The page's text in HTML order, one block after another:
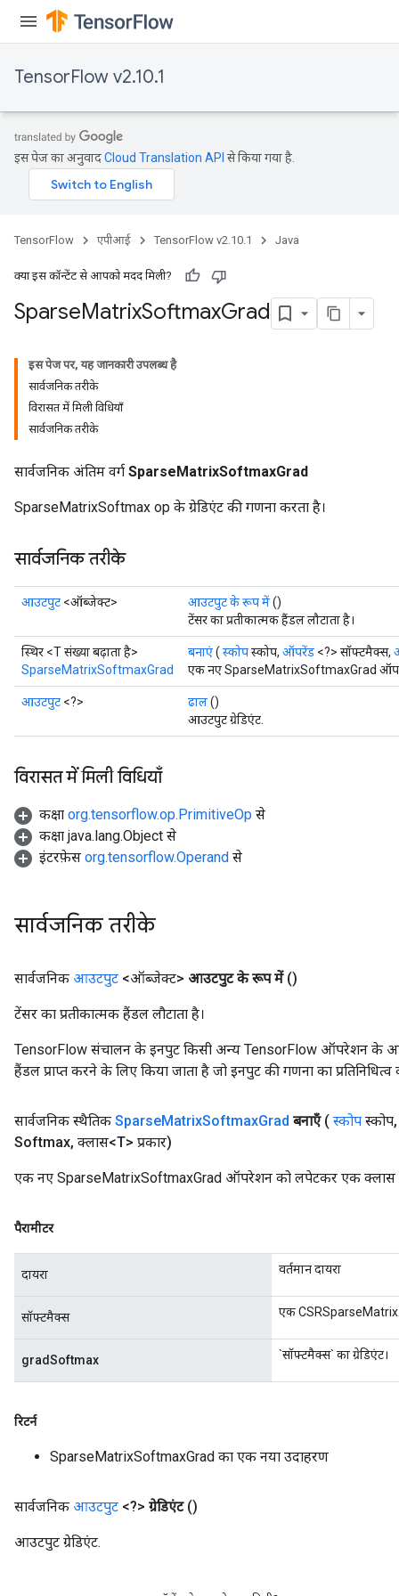
TensorFlow v2.10.1
इस पेज का अनुवादCloud Translation API से किया गया है.
TensorFlow एपीआई TensorFlow v2.10.1 Java
क्या इस कॉन्टेंट से आपको मदद मिली?
SparseMatrixSoftmaxGrad
इस पेज पर, यह जानकारी उपलब्ध है
सार्वजनिक तरीके
विरासत में मिली विधियाँ
सार्वजनिक तरीके
सार्वजनिक अंतिम वर्ग SparseMatrixSoftmaxGrad
SparseMatrixSoftmax op के ग्रेडिएंट की गणना करता है।
सार्वजनिक तरीके
आउटपुट <ऑब्जेक्ट> आउटपुट के रूप में()
टेंसर का प्रतीकात्मक हैंडल लौटाता है।
स्थिर <T संख्या बढ़ाता है>
SparseMatrixSoftmaxGrad
बनाएं( स्कोपस्कोप, ऑपरेंड <?> सॉफ्टमैक्स,
एक नए SparseMatrixSoftmaxGrad
आउटपुट <?> ढाल()
आउटपुट ग्रेडिएंट.
विरासत में मिली विधियाँ
कक्षा org.tensorflow.op.PrimitiveOp से
कक्षा java.lang.Object से
इंटरफ़ेस org.tensorflow.Operand से
सार्वजनिक तरीके
सार्वजनिक आउटपुट <ऑब्जेक्ट> आउटपुट के रूप में ()
टेंसर का प्रतीकात्मक हैंडल लौटाता है।
TensorFlow संचालन के इनपुट किसी अन्य TensorFlow ऑपरेशन के
हैंडल प्राप्त करने के लिए किया जाता है जो इनपुट की गणना का प्रतिनिधित्व
सार्वजनिक स्थैतिक SparseMatrixSoftmaxGrad बनाएँ ( स्कोप स्कोप,
Softmax, क्लास<T> प्रकार)
एक नए SparseMatrixSoftmaxGrad ऑपरेशन को लपेटकर एक क्लास
पैरामीटर
दायरा वर्तमान दायरा
सॉफ्टमैक्स एक
gradSoftmax `सॉफ्टमैक्स` का ग्रेडिएंट।
रिटर्न
SparseMatrixSoftmaxGrad का एक नया उदाहरण
सार्वजनिक आउटपुट <?> ग्रेडिएंट ()
आउटपुट ग्रेडिएंट.